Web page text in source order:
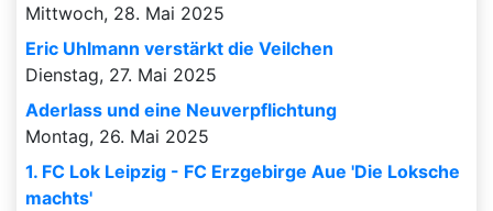
Mittwoch, 28. Mai 2025
Eric Uhlmann verstärkt die Veilchen
Dienstag, 27. Mai 2025
Aderlass und eine Neuverpflichtung
Montag, 26. Mai 2025
1. FC Lok Leipzig - FC Erzgebirge Aue 'Die Loksche
machts'